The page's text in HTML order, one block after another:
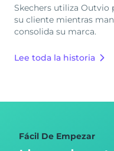
Skechers utiliza Outvio
su cliente mientras
consolida su marca.
Lee toda la historia
Fácil De Empezar